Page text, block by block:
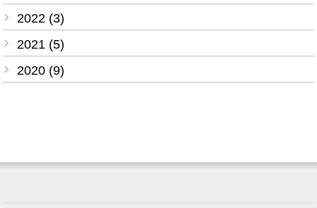
2022 (3)
2021 (5)
2020 (9)